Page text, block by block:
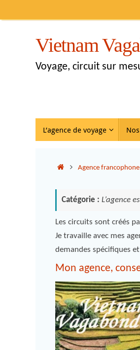
Vietnam
Voyage, circuit sur
L’agence de voyage
Agence
Catégorie : L’agence
Les circuits sont créés
Je travaille avec mes
demandes spécifiques
Mon agence,